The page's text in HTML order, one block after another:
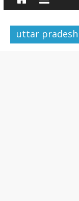
uttar pradesh